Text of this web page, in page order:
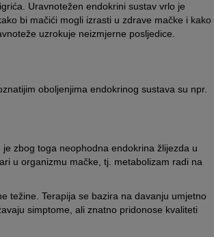
Uravnotežen endokrini sustav vrlo je
bi mačići mogli izrasti u zdrave mačke i kako
uzrokuje neizmjerne posljedice.
oboljenjima endokrinog sustava su npr.
zbog toga neophodna endokrina žlijezda u
u organizmu mačke, tj. metabolizam radi na
težine. Terapija se bazira na davanju umjetno
simptome, ali znatno pridonose kvaliteti